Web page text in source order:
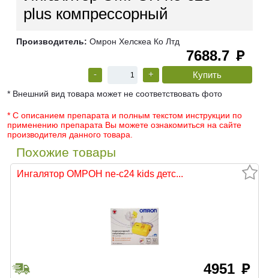
plus компрессорный
Производитель: Омрон Хелскеа Ко Лтд
7688.7 руб
- +
* Внешний вид товара может не соответствовать фото
* С описанием препарата и полным текстом инструкции по
применению препарата Вы можете ознакомиться на сайте
производителя данного товара.
Похожие товары
Ингалятор ОМРОН ne-c24 kids детс...
4951 руб